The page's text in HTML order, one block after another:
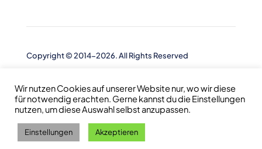
Copyright © 2014-2026. All Rights Reserved
Wir nutzen Cookies auf unserer Website nur, wo wir diese
für notwendig erachten. Gerne kannst du die Einstellungen
nutzen, um diese Auswahl selbst anzupassen.
Einstellungen Akzeptieren